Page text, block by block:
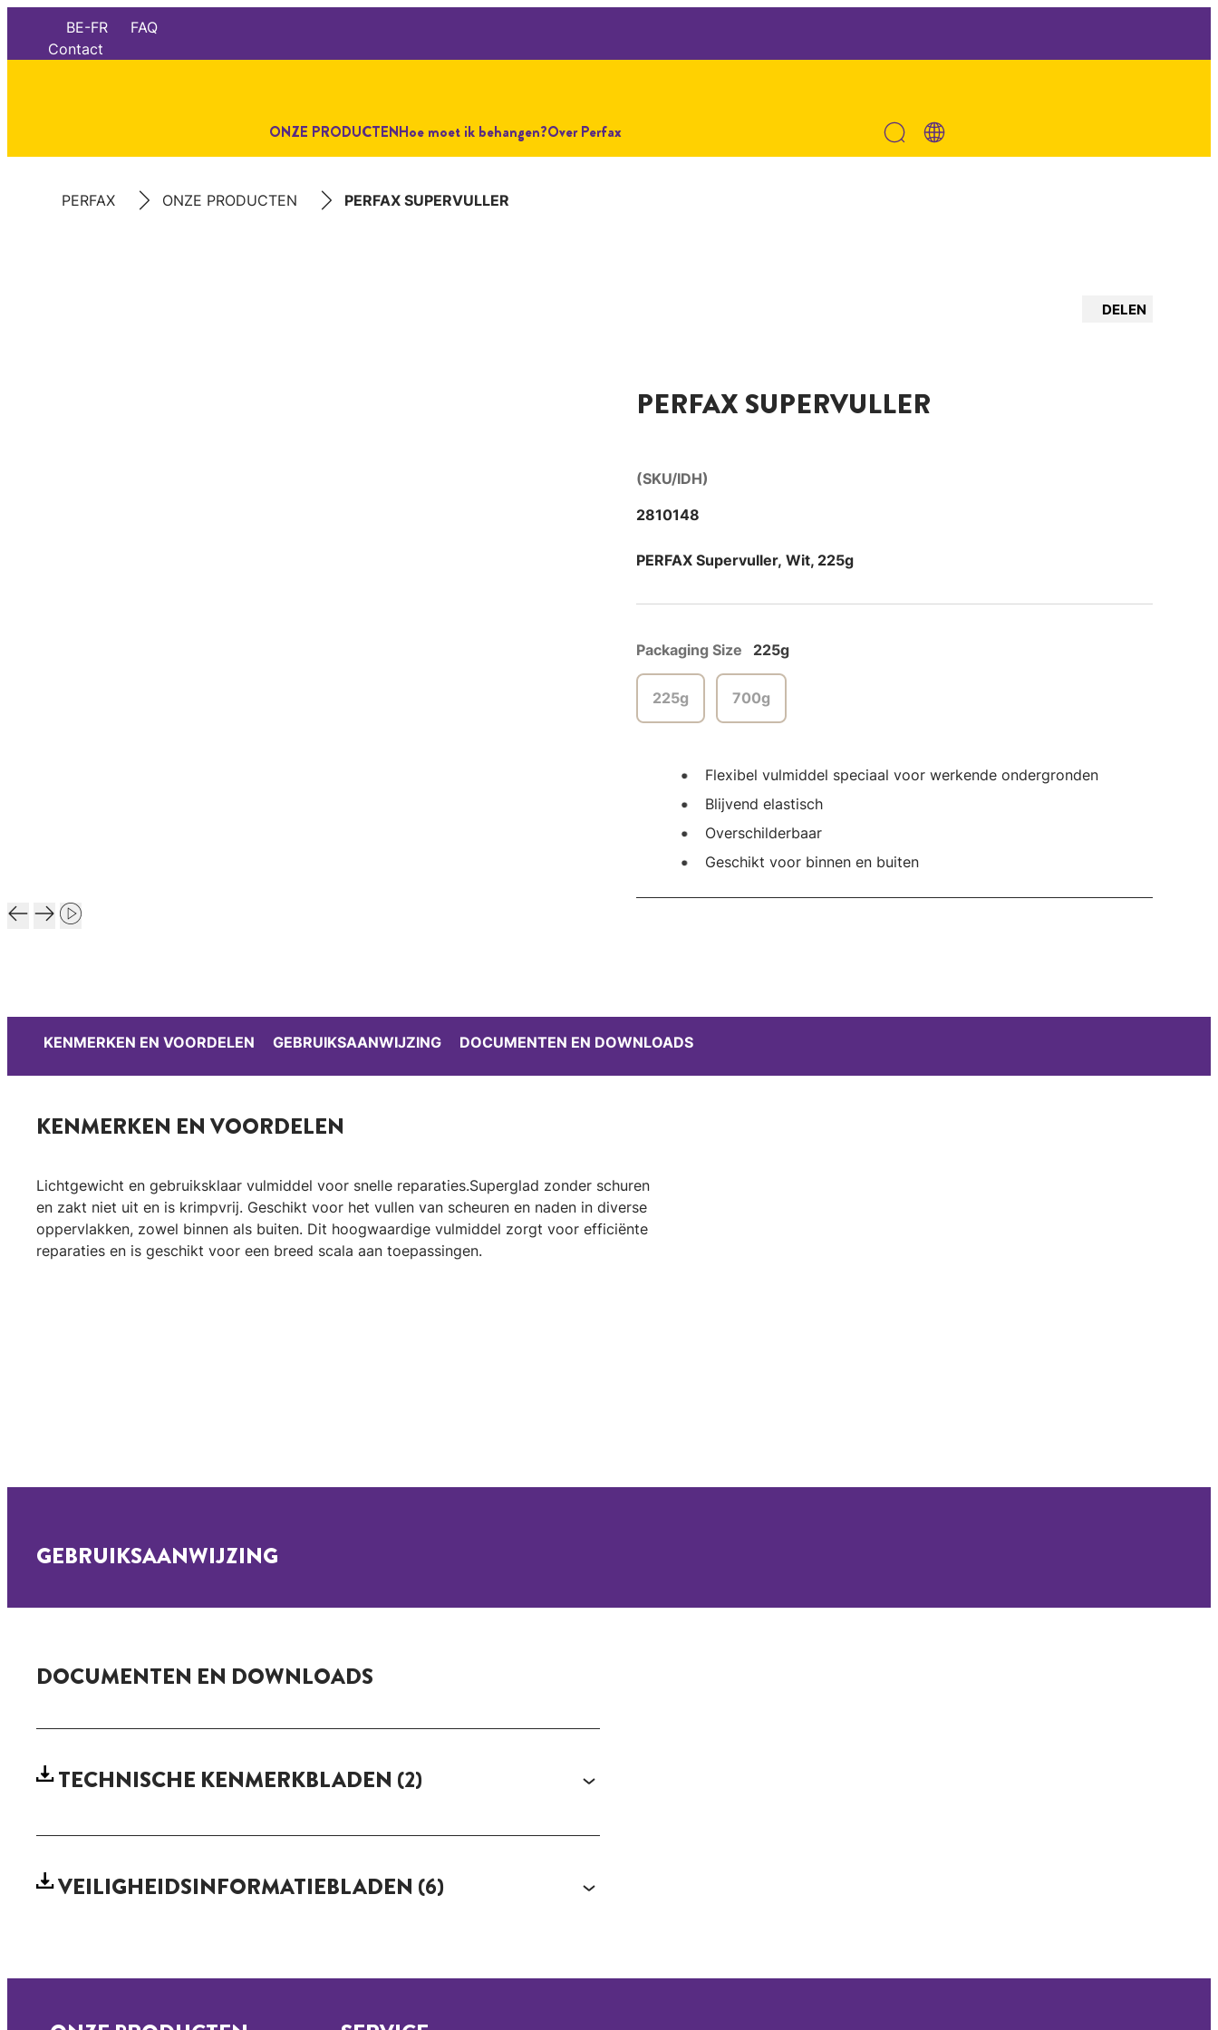
BE-FR
FAQ
Contact
ONZE PRODUCTENHoe moet ik behangen?Over Perfax
PERFAX ONZE PRODUCTEN PERFAX SUPERVULLER
DELEN
PERFAX SUPERVULLER
(SKU/IDH)
2810148
PERFAX Supervuller, Wit, 225g
Packaging Size 225g
225g 700g
Flexibel vulmiddel speciaal voor werkende ondergronden
Blijvend elastisch
Overschilderbaar
Geschikt voor binnen en buiten
KENMERKEN EN VOORDELEN GEBRUIKSAANWIJZING DOCUMENTEN EN DOWNLOADS
KENMERKEN EN VOORDELEN
Lichtgewicht en gebruiksklaar vulmiddel voor snelle reparaties.Superglad zonder schuren
en zakt niet uit en is krimpvrij. Geschikt voor het vullen van scheuren en naden in diverse
oppervlakken, zowel binnen als buiten. Dit hoogwaardige vulmiddel zorgt voor efficiënte
reparaties en is geschikt voor een breed scala aan toepassingen.
GEBRUIKSAANWIJZING
DOCUMENTEN EN DOWNLOADS
TECHNISCHE KENMERKBLADEN (2)
VEILIGHEIDSINFORMATIEBLADEN (6)